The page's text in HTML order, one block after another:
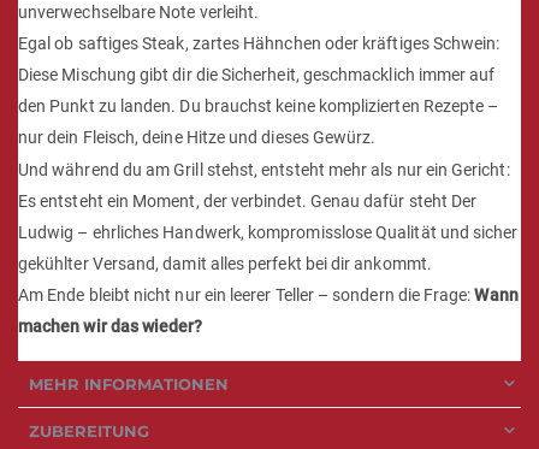
unverwechselbare Note verleiht.
Egal ob saftiges Steak, zartes Hähnchen oder kräftiges Schwein:
Diese Mischung gibt dir die Sicherheit, geschmacklich immer auf
den Punkt zu landen. Du brauchst keine komplizierten Rezepte –
nur dein Fleisch, deine Hitze und dieses Gewürz.
Und während du am Grill stehst, entsteht mehr als nur ein Gericht:
Es entsteht ein Moment, der verbindet. Genau dafür steht Der
Ludwig – ehrliches Handwerk, kompromisslose Qualität und sicher
gekühlter Versand, damit alles perfekt bei dir ankommt.
Am Ende bleibt nicht nur ein leerer Teller – sondern die Frage:Wann
machen wir das wieder?
MEHR INFORMATIONEN
ZUBEREITUNG